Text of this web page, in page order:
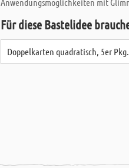
Für diese Bastelidee
Doppelkarten quadratisch, 5er